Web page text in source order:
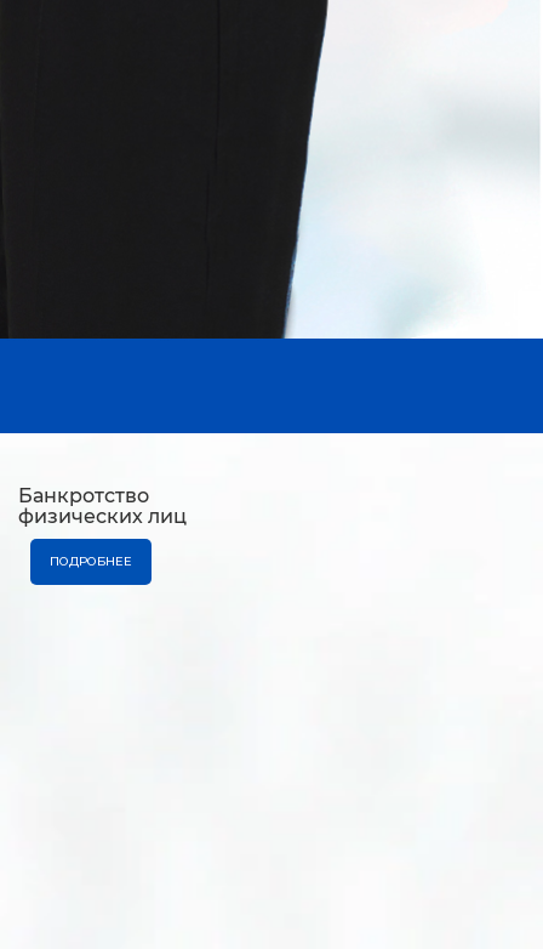
Банкротство
физических лиц
ПОДРОБНЕЕ